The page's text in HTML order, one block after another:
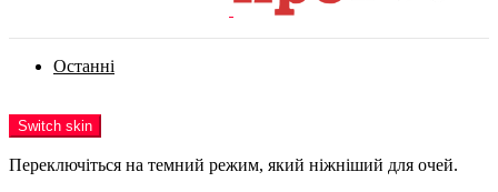
Останні
Switch skin
Переключіться на темний режим, який ніжніший для очей.